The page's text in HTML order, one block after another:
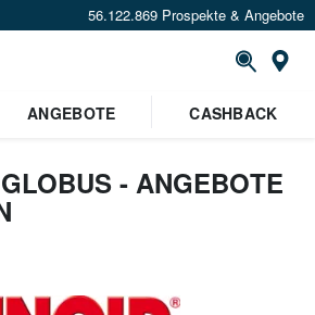
56.122.869 Prospekte & Angebote
Standort festlegen
ANGEBOTE CASHBACK
- ANGEBOTE